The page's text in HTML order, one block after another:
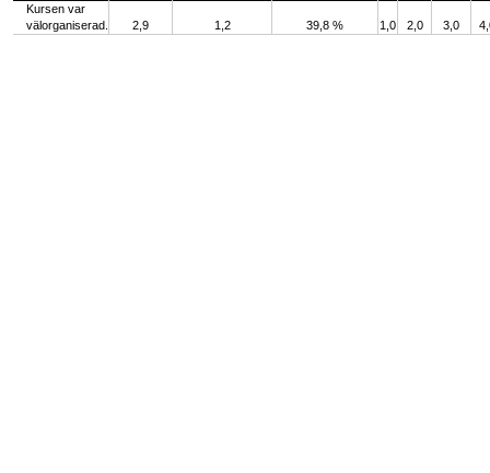
Kursen var
välorganiserad.
2,9 1,2 39,8 % 1,0 2,0 3,0